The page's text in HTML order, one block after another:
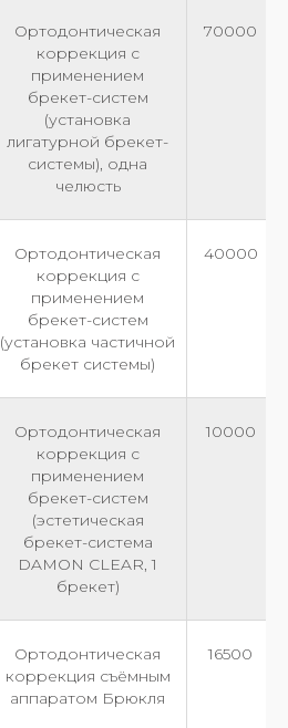
Ортодонтическая
коррекция с
применением
брекет-систем
(установка
лигатурной брекет-
системы), одна
челюсть
70000
Ортодонтическая
коррекция с
применением
брекет-систем
(установка частичной
брекет системы)
40000
Ортодонтическая
коррекция с
применением
брекет-систем
(эстетическая
брекет-система
DAMON CLEAR, 1
брекет)
10000
Ортодонтическая
коррекция съёмным
аппаратом Брюкля
16500